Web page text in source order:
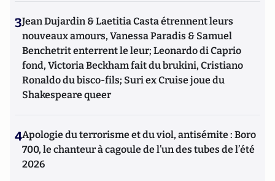
3Jean Dujardin & Laetitia Casta étrennent leurs
nouveaux amours, Vanessa Paradis & Samuel
Benchetrit enterrent le leur; Leonardo di Caprio
fond, Victoria Beckham fait du brukini, Cristiano
Ronaldo du bisco-fils; Suri ex Cruise joue du
Shakespeare queer
4Apologie du terrorisme et du viol, antisémite : Boro
700, le chanteur à cagoule de l’un des tubes de l’été
2026